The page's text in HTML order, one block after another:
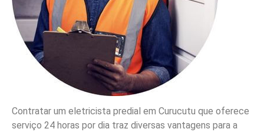
Contratar um eletricista predial em Curucutu que oferece
serviço 24 horas por dia traz diversas vantagens para a